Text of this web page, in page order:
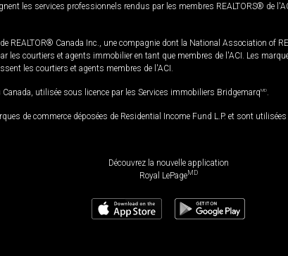
les services professionnels rendus par les membres REALTORS® de
REALTOR® Canada Inc., une compagnie dont la National Association of
les courtiers et agents immobilier en tant que membres de l'ACI. Les
les courtiers et agents membres de l'ACI.
utilisée sous licence par les Services immobiliers BridgemarqMD
de commerce déposées de Residential Income Fund L.P. et sont
Découvrez la nouvelle application
Royal LePageMD